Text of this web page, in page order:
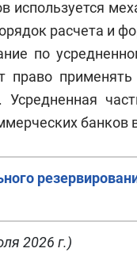
расчета и
по
применять
Усредненная
2026 г.)